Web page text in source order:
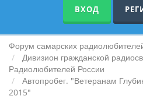
ВХОД
Форум самарских
Дивизион гражданской
Радиолюбителей России
Автопробег. "Ветеранам
2015"